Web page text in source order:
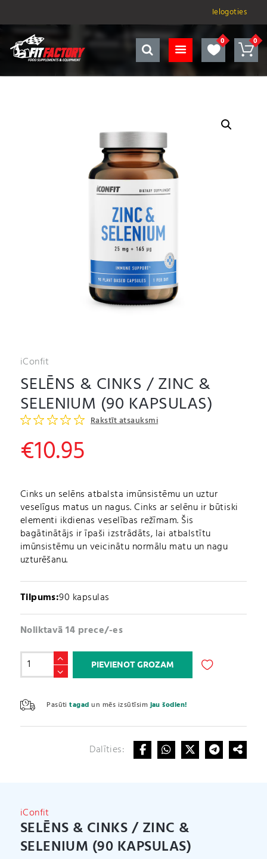
Ielogoties
iConfit
SELĒNS & CINKS / ZINC &
SELENIUM (90 KAPSULAS)
Rakstīt atsauksmi
€10.95
Cinks un selēns atbalsta imūnsistēmu un uztur
veselīgus matus un nagus. Cinks ar selēnu ir būtiski
elementi ikdienas veselības režīmam. Šis
bagātinātājs ir īpaši izstrādāts, lai atbalstītu
imūnsistēmu un veicinātu normālu matu un nagu
uzturēšanu.
Tilpums:90 kapsulas
Noliktavā 14 prece/-es
Selēns
/
Zinc
&
PIEVIENOT GROZAM
Pasūtitagad un mēs izsūtīsimjau šodien!
e
r
n
:
Dalīties:
iConfit
SELĒNS & CINKS / ZINC &
SELENIUM (90 KAPSULAS)